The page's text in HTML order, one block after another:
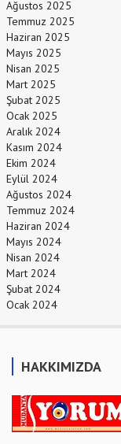
Ağustos 2025
Temmuz 2025
Haziran 2025
Mayıs 2025
Nisan 2025
Mart 2025
Şubat 2025
Ocak 2025
Aralık 2024
Kasım 2024
Ekim 2024
Eylül 2024
Ağustos 2024
Temmuz 2024
Haziran 2024
Mayıs 2024
Nisan 2024
Mart 2024
Şubat 2024
Ocak 2024
HAKKIMIZDA